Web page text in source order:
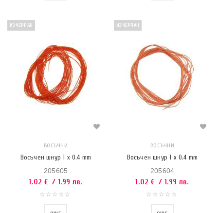
ИЗЧЕРПАН
ВОСЪЧНИ
Восъчен шнур 1 x 0.4 mm
205605
1.02 € / 1.99 лв.
ИЗЧЕРПАН
ВОСЪЧНИ
Восъчен шнур 1 x 0.4 mm
205604
1.02 € / 1.99 лв.